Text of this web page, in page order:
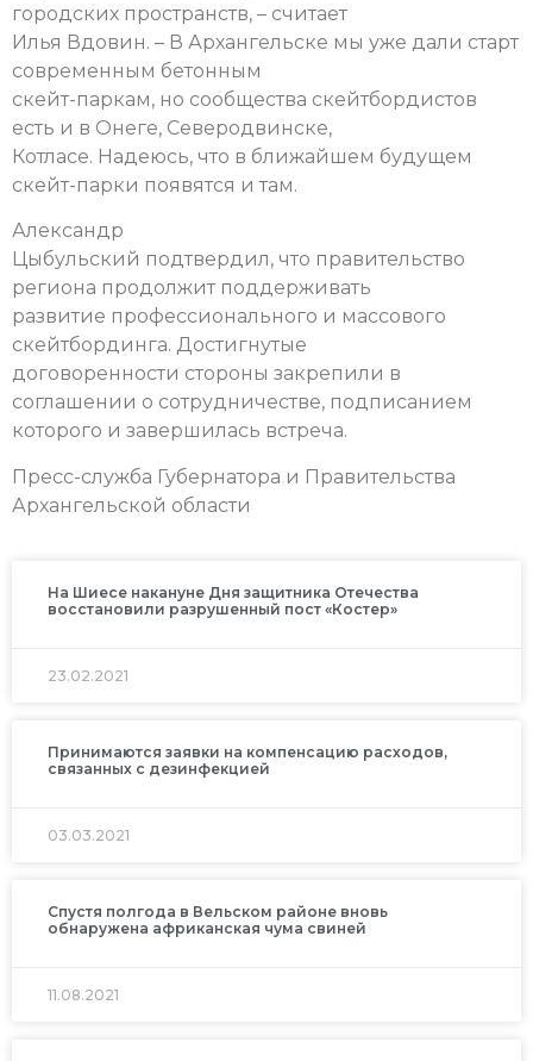
городских пространств, – считает
Илья Вдовин. – В Архангельске мы уже дали старт
современным бетонным
скейт-паркам, но сообщества скейтбордистов
есть и в Онеге, Северодвинске,
Котласе. Надеюсь, что в ближайшем будущем
скейт-парки появятся и там.
Александр
Цыбульский подтвердил, что правительство
региона продолжит поддерживать
развитие профессионального и массового
скейтбординга. Достигнутые
договоренности стороны закрепили в
соглашении о сотрудничестве, подписанием
которого и завершилась встреча.
Пресс-служба Губернатора и Правительства
Архангельской области
На Шиесе накануне Дня защитника Отечества
восстановили разрушенный пост «Костер»
23.02.2021
Принимаются заявки на компенсацию расходов,
связанных с дезинфекцией
03.03.2021
Спустя полгода в Вельском районе вновь
обнаружена африканская чума свиней
11.08.2021